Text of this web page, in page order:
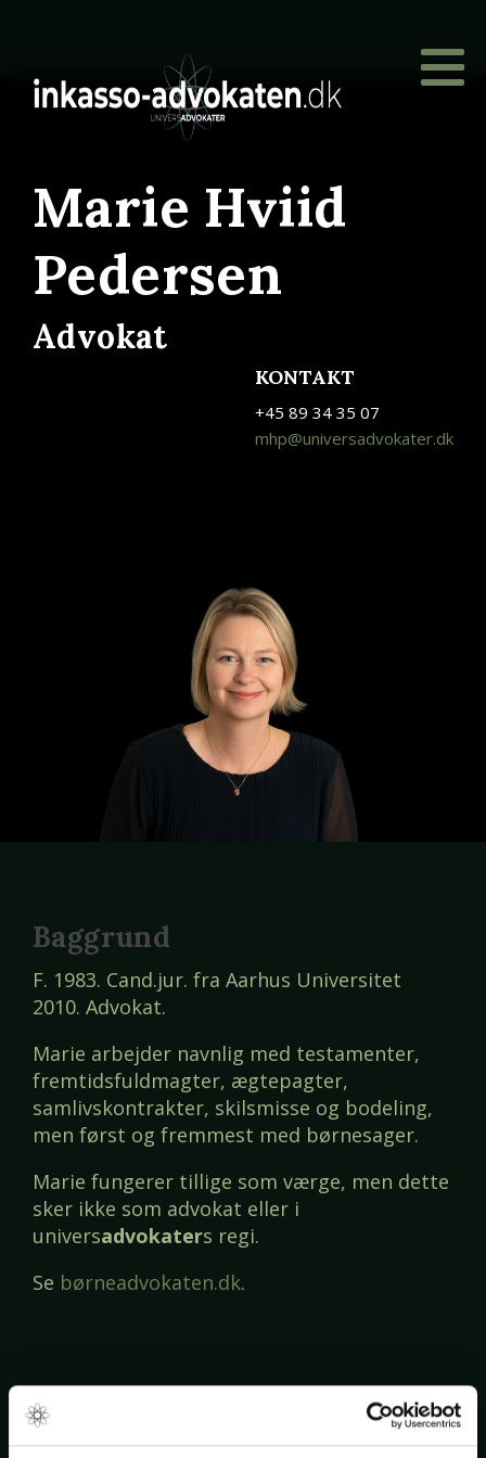
Marie Hviid
Pedersen
Advokat
KONTAKT
+45 89 34 35 07
mhp@universadvokater.dk
Baggrund
F. 1983. Cand.jur. fra Aarhus Universitet
2010. Advokat.
Marie arbejder navnlig med testamenter,
fremtidsfuldmagter, ægtepagter,
samlivskontrakter, skilsmisse og bodeling,
men først og fremmest med børnesager.
Marie fungerer tillige som værge, men dette
sker ikke som advokat eller i
universadvokaters regi.
Se børneadvokaten.dk.
Udtalelser